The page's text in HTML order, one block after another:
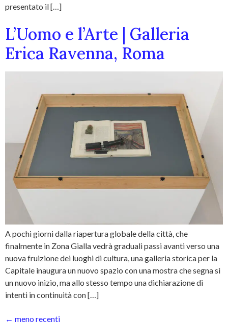
presentato il […]
L’Uomo e l’Arte | Galleria
Erica Ravenna, Roma
A pochi giorni dalla riapertura globale della città, che
finalmente in Zona Gialla vedrà graduali passi avanti verso una
nuova fruizione dei luoghi di cultura, una galleria storica per la
Capitale inaugura un nuovo spazio con una mostra che segna sì
un nuovo inizio, ma allo stesso tempo una dichiarazione di
intenti in continuità con […]
← meno recenti